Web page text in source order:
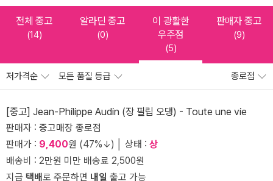
전체 중고
(14)
알라딘 중고
(0)
이 광활한
우주점
(5)
판매자 중고
(9)
저가격순 모든 품질 등급 종로점
[중고] Jean-Philippe Audin (장 필립 오댕) - Toute une vie
판매자 : 중고매장 종로점
판매가 : 9,400원 (47%↓) │ 상태 : 상
배송비 : 2만원 미만 배송료 2,500원
지금 택배로 주문하면 내일 출고 가능